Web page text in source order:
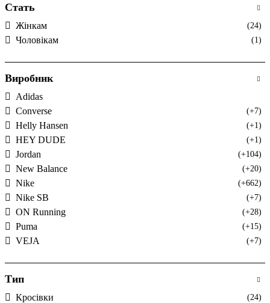
Стать
Жінкам (24)
Чоловікам (1)
Виробник
Adidas
Converse
(+7)
Helly Hansen (+1)
HEY DUDE (+1)
Jordan (+104)
New Balance (+20)
Nike (+662)
Nike SB (+7)
ON Running (+28)
Puma (+15)
VEJA (+7)
Тип
Кросівки (24)